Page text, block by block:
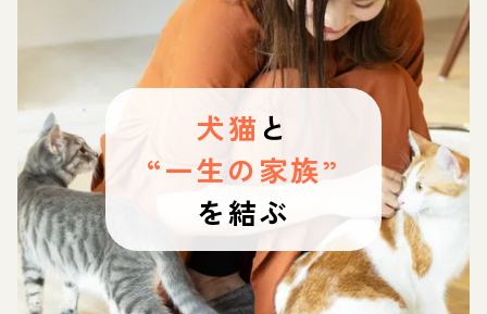
犬猫 と
“一生の家族”
を結ぶ